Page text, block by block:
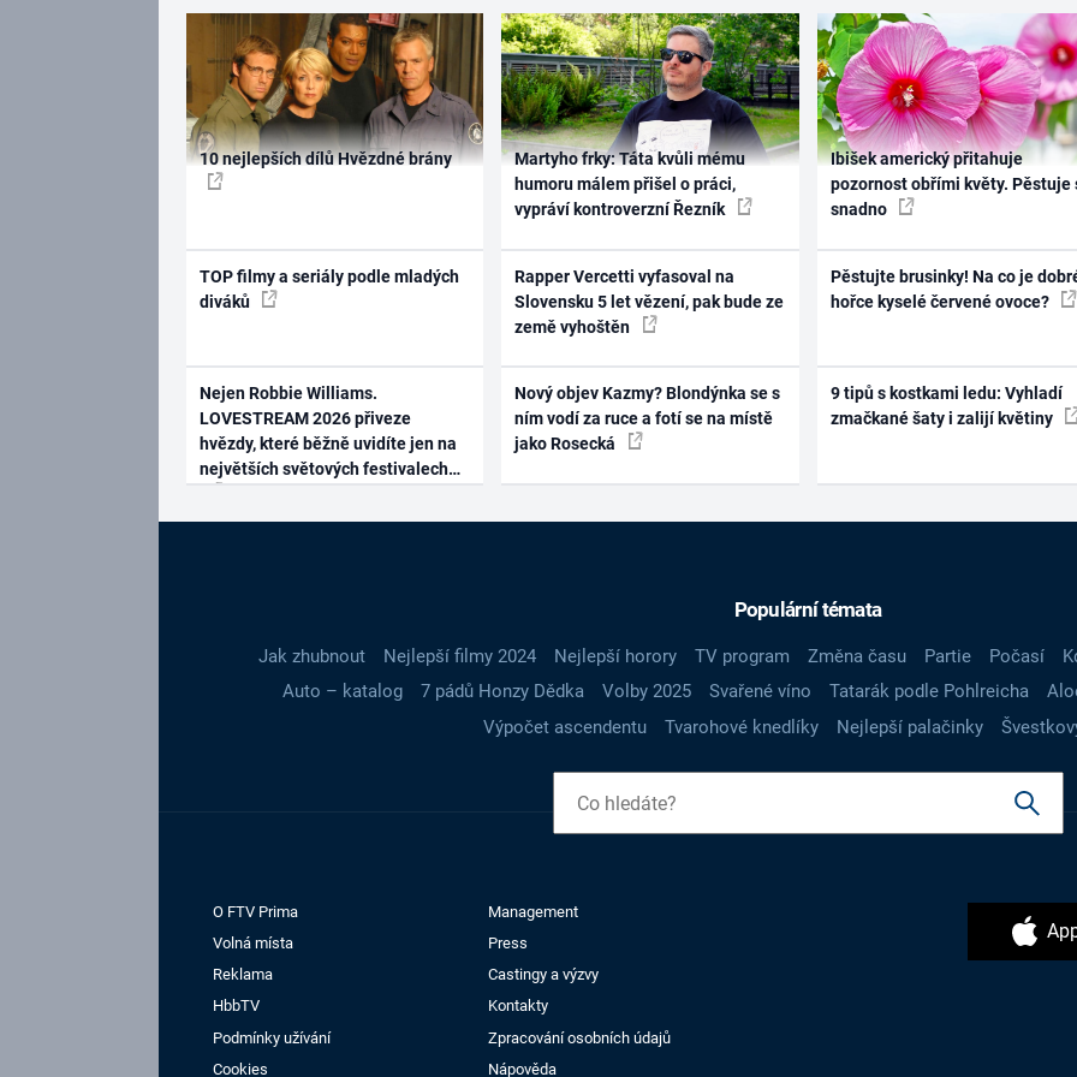
10 nejlepších dílů Hvězdné brány
TOP filmy a seriály podle mladých
diváků
Nejen Robbie Williams.
LOVESTREAM 2026 přiveze
hvězdy, které běžně uvidíte jen na
největších světových festivalech
Martyho frky: Táta kvůli mému
humoru málem přišel o práci,
vypráví kontroverzní Řezník
Rapper Vercetti vyfasoval na
Slovensku 5 let vězení, pak bude ze
země vyhoštěn
Nový objev Kazmy? Blondýnka se s
ním vodí za ruce a fotí se na místě
jako Rosecká
Ibišek americký přitahuje
pozornost obřími květy. Pěstuje
snadno
Pěstujte brusinky! Na co je
hořce kyselé červené ovoce?
9 tipů s kostkami ledu: Vyhladí
zmačkané šaty i zalijí květiny
Populární témata
Jak zhubnout Nejlepší filmy 2024 Nejlepší horory TV program Změna času Partie Počasí
Auto – katalog
7 pádů Honzy Dědka Volby 2025 Svařené víno Tatarák podle Pohlreicha
Výpočet ascendentu
Tvarohové knedlíky Nejlepší palačinky
O FTV Prima
Management
Volná místa
Press
Reklama
Castingy a výzvy
HbbTV
Kontakty
Podmínky užívání
Zpracování osobních údajů
Cookies
Nápověda